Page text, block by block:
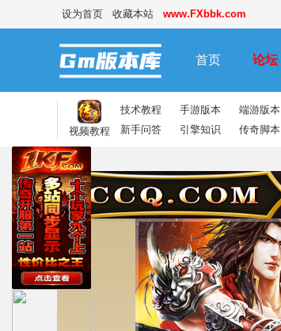
设为首页 收藏本站 www.FXbbk.com
首页 论坛
视频教程
技术教程 手游版本
端游版本
新手问答
引擎知识 传奇脚本